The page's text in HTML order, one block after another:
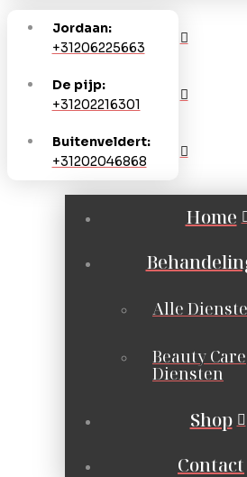
Jordaan:
+31206225663
De pijp:
+31202216301
Buitenveldert:
+31202046868
Home
Alle
Beauty Care
Diensten
Shop
Contact